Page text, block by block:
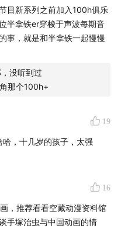
问
目新系列之前加入100h俱乐
半拿铁er穿梭于声波每期音
事，就是和半拿铁一起慢慢
没听到过
那个100h+
19
，十几岁的孩子，太强
16
，推荐看看空藏动漫资料馆
手塚治虫与中国动画的情